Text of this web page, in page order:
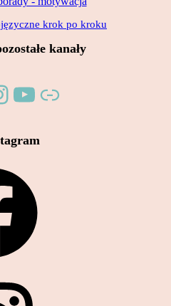
krok po kroku
kanały
YouTube
Link